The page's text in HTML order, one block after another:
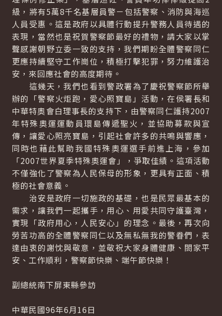
級，將有5萬8千名基層員警－包括警察、消防與海巡
人員受惠。這是政府以具體行動提升警務人員待遇的
表現，當然也是祝賀警察節最好的禮物，請大家以掌
聲感謝朝野立委一致的支持，我們期盼全體警察同仁
更應持續堅守工作崗位，積極打擊犯罪，努力維護治
安，來回應社會的高度期待。
這幾天，我們也看到警政署為了慶祝警察節所舉
辦的「警察火炬跑，愛心照寶島」活動，在侯署長和
中華特奧會白理事長的支持下，由警察同仁護持2007
年特殊奧運運動員環島傳遞聖火，並協助募款與宣
傳，讓愛心照亮寶島，引起社會許多的共鳴與響應，
同時也藉此幫助我國特殊奧運選手前進上海，參加
「2007世界夏季特殊奧運會」，爭取佳績。這項活動
不僅強化了警察為人民保母的形象，更具有正面、積
極的社會意義。
治安是政府一切施政的基礎，也是民眾最基本的
需求，讓我們一起攜手，用心、用愛共同守護臺灣，
實現「政府用心，人民安心」的理念。最後，再次向
勞苦功高的全體警察同仁以及無私無我的警眷們，表
達由衷的謝忱與敬意，並敬祝大家身體健康、閤家平
安、工作順利，警察節快樂、端午節快樂！
副總統南下屏東縣參訪
中華民國96年6月16日